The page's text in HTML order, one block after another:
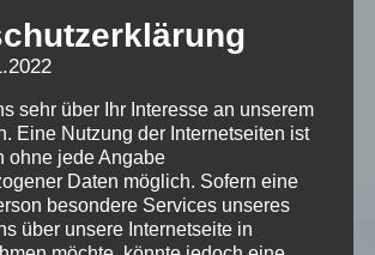
Gipfel
sehr über Ihr Interesse an unserem
Eine Nutzung der Internetseiten ist
ohne jede Angabe
Daten möglich. Sofern eine
besondere Services unseres
über unsere Internetseite in